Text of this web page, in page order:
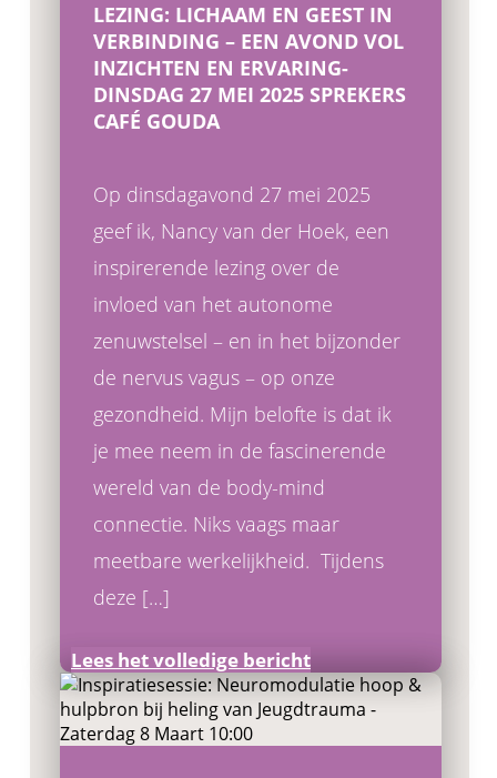
LEZING: LICHAAM EN GEEST IN
VERBINDING – EEN AVOND VOL
INZICHTEN EN ERVARING-
DINSDAG 27 MEI 2025 SPREKERS
CAFÉ GOUDA
Op dinsdagavond 27 mei 2025
geef ik, Nancy van der Hoek, een
inspirerende lezing over de
invloed van het autonome
zenuwstelsel – en in het bijzonder
de nervus vagus – op onze
gezondheid. Mijn belofte is dat ik
je mee neem in de fascinerende
wereld van de body-mind
connectie. Niks vaags maar
meetbare werkelijkheid. Tijdens
deze […]
Lees het volledige bericht